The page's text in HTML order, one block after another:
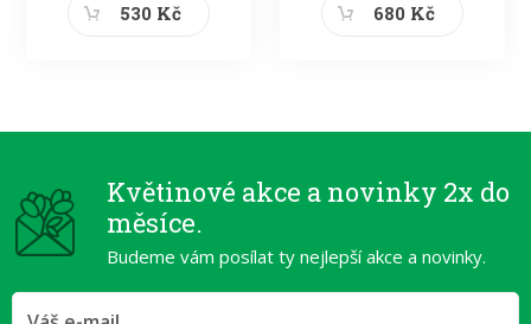
530 Kč 680 Kč
Květinové akce a novinky 2x do
měsíce.
Budeme vám posílat ty nejlepší akce a novinky.